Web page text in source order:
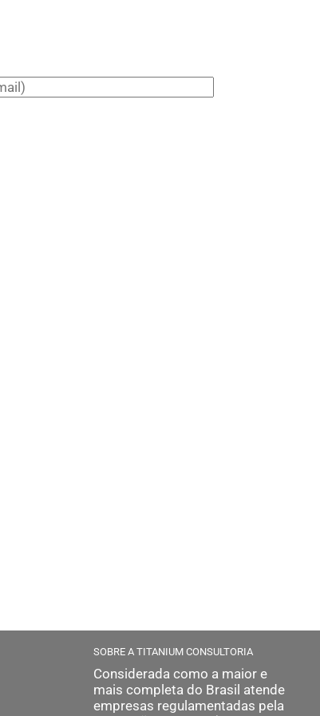
SOBRE A TITANIUM CONSULTORIA
Considerada como a maior e
mais completa do Brasil atende
empresas regulamentadas pela